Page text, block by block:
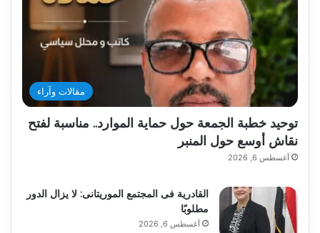
مقالات وآراء
توحيد خطبة الجمعة حول حماية الموارد.. مناسبة لفتح
نقاش أوسع حول المنبر
أغسطس 6, 2026
القادرية فى المجتمع الموريتانى: لا يزال الدور
مطلوبًا
أغسطس 6, 2026